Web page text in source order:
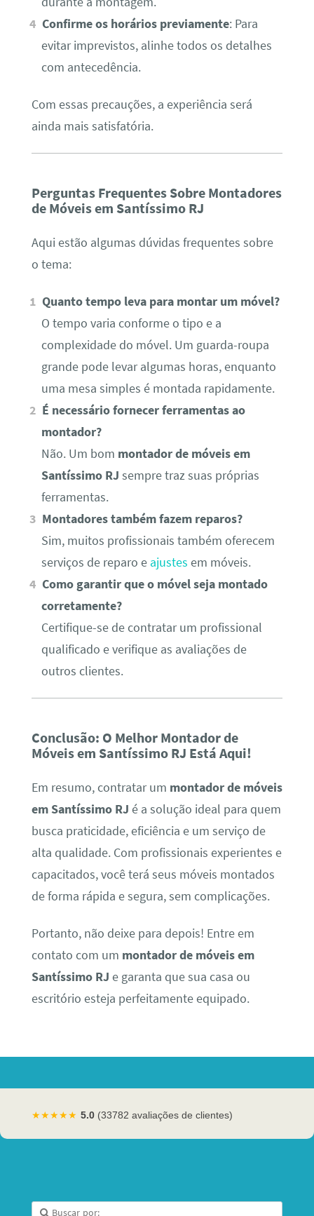
Confirme os horários previamente: Para
evitar imprevistos, alinhe todos os detalhes
com antecedência.
Com essas precauções, a experiência será
ainda mais satisfatória.
Perguntas Frequentes Sobre Montadores
de Móveis em Santíssimo RJ
Aqui estão algumas dúvidas frequentes sobre
o tema:
Quanto tempo leva para montar um móvel?
O tempo varia conforme o tipo e a
complexidade do móvel. Um guarda-roupa
grande pode levar algumas horas, enquanto
uma mesa simples é montada rapidamente.
É necessário fornecer ferramentas ao
montador?
Não. Um bom montador de móveis em
Santíssimo RJ sempre traz suas próprias
ferramentas.
Montadores também fazem reparos?
Sim, muitos profissionais também oferecem
serviços de reparo e ajustes em móveis.
Como garantir que o móvel seja montado
corretamente?
Certifique-se de contratar um profissional
qualificado e verifique as avaliações de
outros clientes.
Conclusão: O Melhor Montador de
Móveis em Santíssimo RJ Está Aqui!
Em resumo, contratar um montador de móveis
em Santíssimo RJ é a solução ideal para quem
busca praticidade, eficiência e um serviço de
alta qualidade. Com profissionais experientes e
capacitados, você terá seus móveis montados
de forma rápida e segura, sem complicações.
Portanto, não deixe para depois! Entre em
contato com um montador de móveis em
Santíssimo RJ e garanta que sua casa ou
escritório esteja perfeitamente equipado.
★★★★★ 5.0 (33782 avaliações de clientes)